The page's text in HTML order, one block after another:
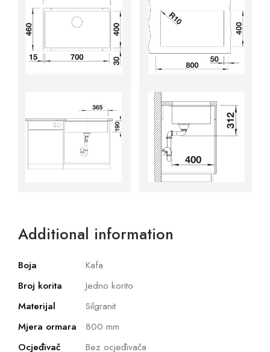
Additional information
Boja
Kafa
Broj korita
Jedno korito
Materijal
Silgranit
Mjera ormara
800 mm
Ocjeđivač
Bez ocjeđivača